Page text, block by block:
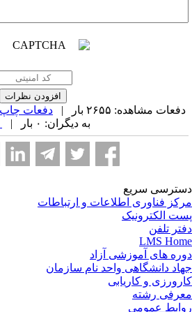
دفعات مشاهده: ۲۶۵۵ بار | دفعات چاپ: ۴۵۵ بار
به دیگران: ۰ بار |
سریع
فناوری اطلاعات و ارتباطات
الکترونیک
تلفن
LMS
های آموزشی آزاد
دانشگاهی واحد نام سازمان
و کاریابی
رشته
عمومی